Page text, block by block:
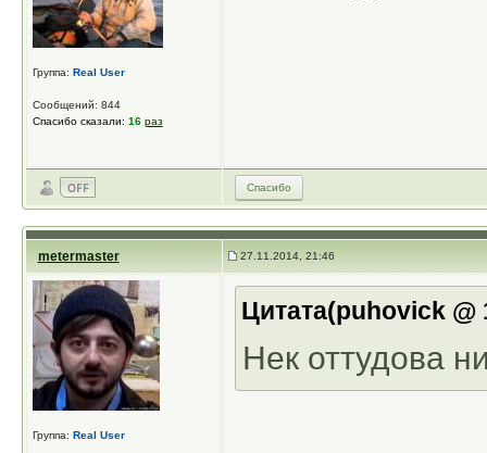
Группа: Real User
Сообщений: 844
Спасибо сказали: 16 раз
Спасибо
metermaster 27.11.2014, 21:46
Группа: Real User
Цитата(puhovick @
Нек оттудова